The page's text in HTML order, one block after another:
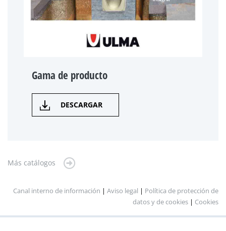
Gama de producto
DESCARGAR
Más catálogos
Canal interno de información | Aviso legal | Política de protección de
datos y de cookies | Cookies